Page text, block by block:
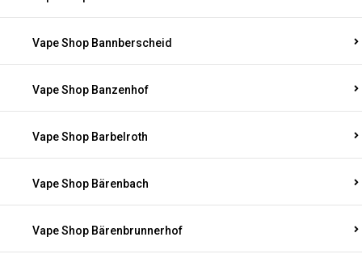
Vape Shop Bannberscheid
Vape Shop Banzenhof
Vape Shop Barbelroth
Vape Shop Bärenbach
Vape Shop Bärenbrunnerhof